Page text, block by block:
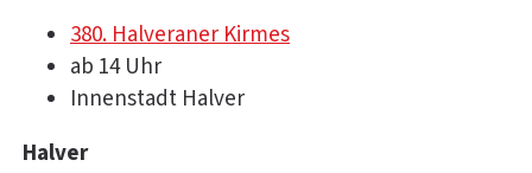
380. Halveraner Kirmes
ab 14 Uhr
Innenstadt Halver
Halver